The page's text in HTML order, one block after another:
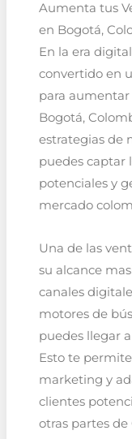
Aumenta tus
en Bogotá,
En la era
convertido en
para aumentar
Bogotá,
estrategias de
puedes captar
potenciales y
mercado
Una de las
su alcance
canales
motores de
puedes llegar
Esto te
marketing y
clientes
otras partes de